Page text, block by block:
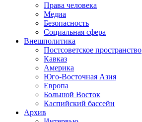
Права человека
Медиа
Безопасность
Социальная сфера
Внешполитика
Постсоветское пространство
Кавказ
Америка
Юго-Восточная Азия
Европа
Большой Восток
Каспийский бассейн
Архив